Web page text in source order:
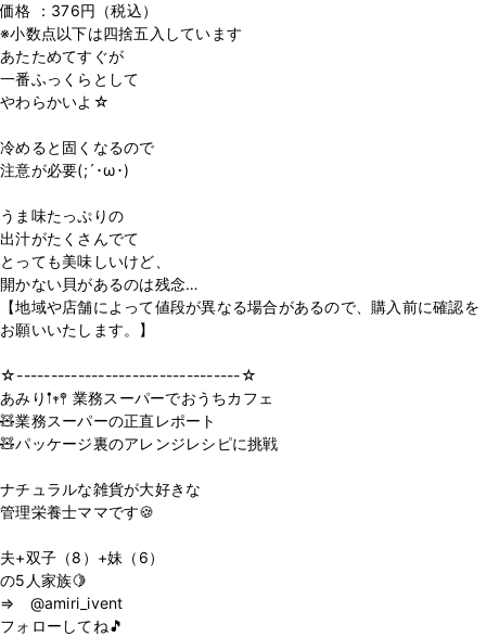
価格 ：376円（税込）
※小数点以下は四捨五入しています
あたためてすぐが
一番ふっくらとして
やわらかいよ☆
冷めると固くなるので
注意が必要(;´･ω･)
うま味たっぷりの
出汁がたくさんでて
とっても美味しいけど、
開かない貝があるのは残念…
【地域や店舗によって値段が異なる場合があるので、購入前に確認を
お願いいたします。】
☆---------------------------------☆
あみり𖡡𖥧𖤣 業務スーパーでおうちカフェ
🧸業務スーパーの正直レポート
🧸パッケージ裏のアレンジレシピに挑戦
ナチュラルな雑貨が大好きな
管理栄養士ママです🍪
夫+双子（8）+妹（6）
の5人家族🍋
⇒ @amiri_ivent
フォローしてね🎵